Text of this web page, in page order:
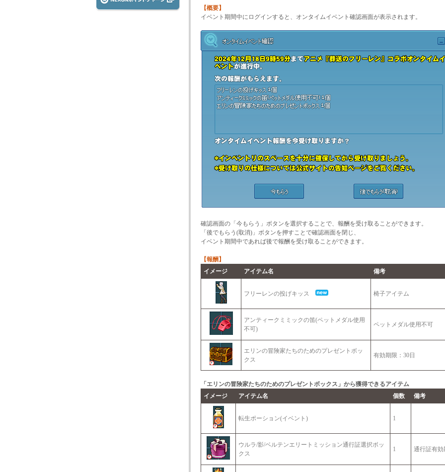
【概要】
イベント期間中にログインすると、オンタイムイベント確認画面が表示されます。
確認画面の「今もらう」ボタンを選択することで、報酬を受け取ることができます。
「後でもらう(取消)」ボタンを押すことで確認画面を閉じ、
イベント期間中であれば後で報酬を受け取ることができます。
【報酬】
イメージ
アイテム名 備考
フリーレンの投げキッス 椅子アイテム
アンティークミミックの笛(ペットメダル使用
不可)
ペットメダル使用不可
エリンの冒険家たちのためのプレゼントボッ
クス
有効期限：30日
「エリンの冒険家たちのためのプレゼントボックス」から獲得できるアイテム
イメージ
アイテム名 個数 備考
転生ポーション(イベント) 1
ウルラ/影/ベルテンエリートミッション通行証選択ボッ
クス
1 通行証有効